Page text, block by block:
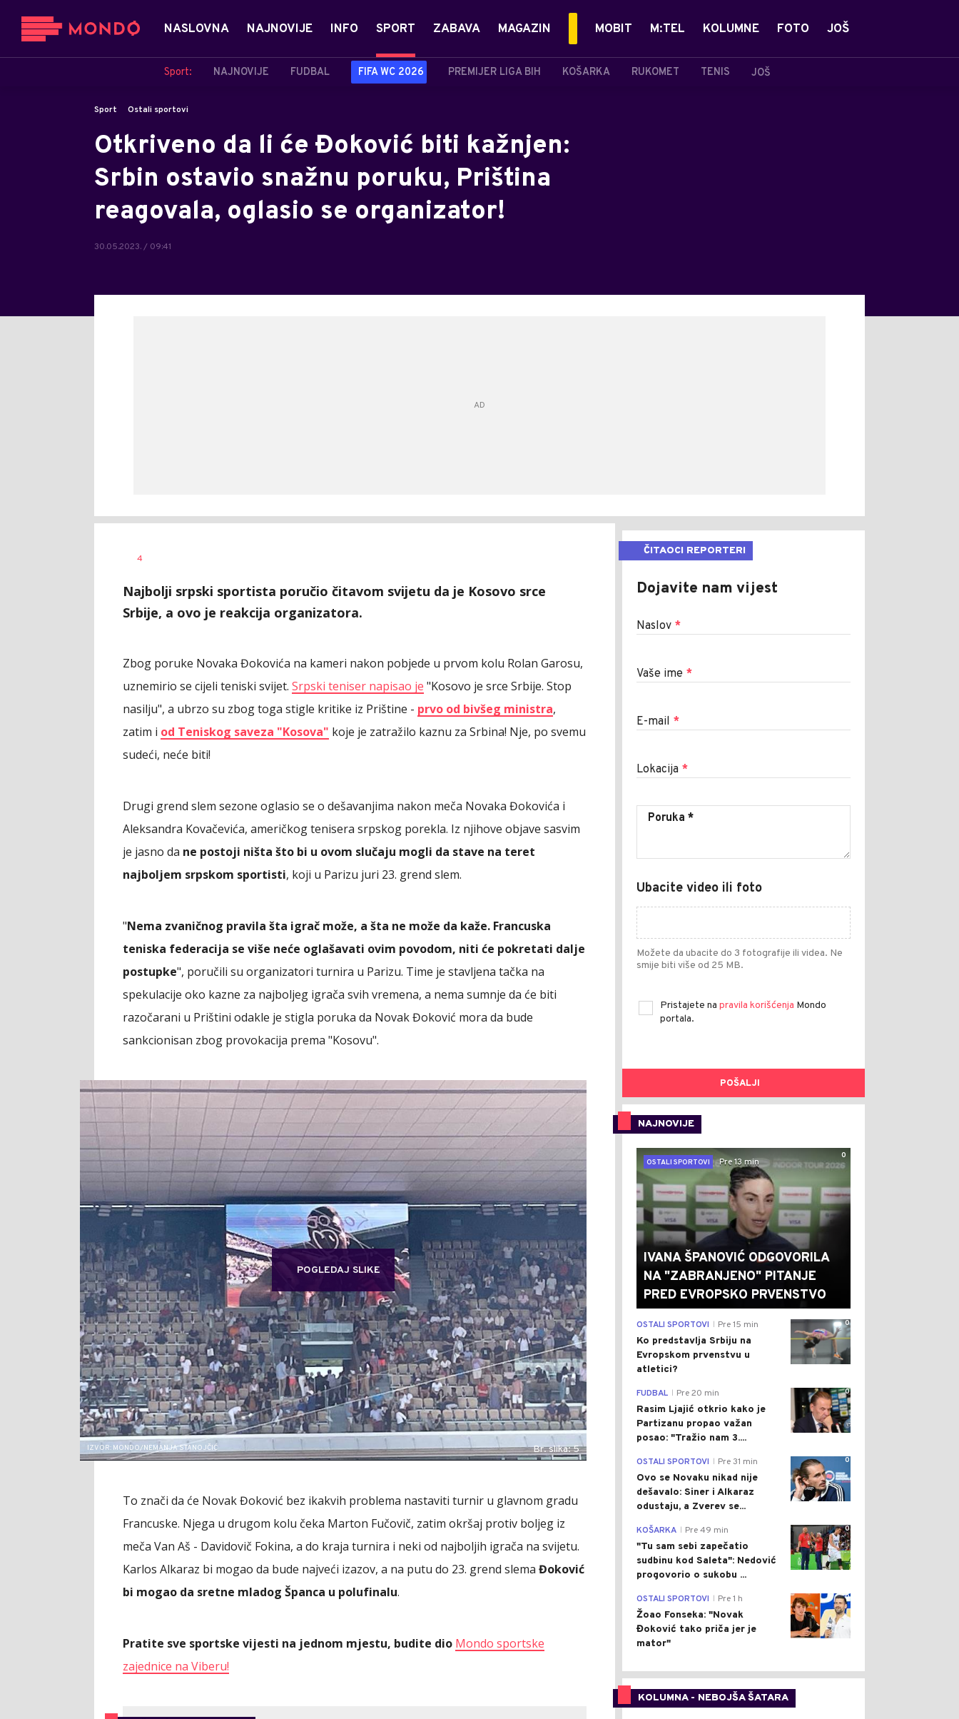
NASLOVNA NAJNOVIJE INFO SPORT
Sport: NAJNOVIJE FUDBAL FIFA WC 2026 PREMIJER LIGA BIH KOŠARKA RUKOMET TENIS JOŠ
ZABAVA MAGAZIN MOBIT M:TEL KOLUMNE FOTO JOŠ
Sport Ostali sportovi
Otkriveno da li će Đoković biti kažnjen:
Srbin ostavio snažnu poruku, Priština
reagovala, oglasio se organizator!
30.05.2023. / 09:41
AUTOR
4
Najbolji srpski sportista poručio čitavom svijetu da je Kosovo srce
Srbije, a ovo je reakcija organizatora.
Zbog poruke Novaka Đokovića na kameri nakon pobjede u prvom kolu Rolan Garosu,
uznemirio se cijeli teniski svijet. Srpski teniser napisao je "Kosovo je srce Srbije. Stop
nasilju", a ubrzo su zbog toga stigle kritike iz Prištine - prvo od bivšeg ministra,
zatim i od Teniskog saveza "Kosova" koje je zatražilo kaznu za Srbina! Nje, po svemu
sudeći, neće biti!
Drugi grend slem sezone oglasio se o dešavanjima nakon meča Novaka Đokovića i
Aleksandra Kovačevića, američkog tenisera srpskog porekla. Iz njihove objave sasvim
je jasno da ne postoji ništa što bi u ovom slučaju mogli da stave na teret
najboljem srpskom sportisti, koji u Parizu juri 23. grend slem.
"Nema zvaničnog pravila šta igrač može, a šta ne može da kaže. Francuska
teniska federacija se više neće oglašavati ovim povodom, niti će pokretati dalje
postupke", poručili su organizatori turnira u Parizu. Time je stavljena tačka na
spekulacije oko kazne za najboljeg igrača svih vremena, a nema sumnje da će biti
razočarani u Prištini odakle je stigla poruka da Novak Đoković mora da bude
sankcionisan zbog provokacija prema "Kosovu".
POGLEDAJ SLIKE
IZVOR: MONDO/NEMANJA STANOJČIĆ Br. slika: 5
To znači da će Novak Đoković bez ikakvih problema nastaviti turnir u glavnom gradu
Francuske. Njega u drugom kolu čeka Marton Fučovič, zatim okršaj protiv boljeg iz
meča Van Aš - Davidovič Fokina, a do kraja turnira i neki od najboljih igrača na svijetu.
Karlos Alkaraz bi mogao da bude najveći izazov, a na putu do 23. grend slema Đoković
bi mogao da sretne mladog Španca u polufinalu.
Pratite sve sportske vijesti na jednom mjestu, budite dio Mondo sportske
zajednice na Viberu!
ČITAOCI REPORTERI
Dojavite nam vijest
Naslov *
Vaše ime *
E-mail *
Lokacija *
Ubacite video ili foto
Možete da ubacite do 3 fotografije ili videa. Ne
smije biti više od 25 MB.
Pristajete na pravila korišćenja Mondo
portala.
POŠALJI
NAJNOVIJE
0
OSTALI SPORTOVI
Pre 13 min
IVANA ŠPANOVIĆ ODGOVORILA
NA "ZABRANJENO" PITANJE
PRED EVROPSKO PRVENSTVO
0
OSTALI SPORTOVI Pre 15 min
Ko predstavlja Srbiju na
Evropskom prvenstvu u
atletici?
0
FUDBAL Pre 20 min
Rasim Ljajić otkrio kako je
Partizanu propao važan
posao: "Tražio nam 3....
0
OSTALI SPORTOVI Pre 31 min
Ovo se Novaku nikad nije
dešavalo: Siner i Alkaraz
odustaju, a Zverev se...
0
KOŠARKA Pre 49 min
"Tu sam sebi zapečatio
sudbinu kod Saleta": Nedović
progovorio o sukobu ...
0
OSTALI SPORTOVI Pre 1 h
Žoao Fonseka: "Novak
Đoković tako priča jer je
mator"
KOLUMNA - NEBOJŠA ŠATARA